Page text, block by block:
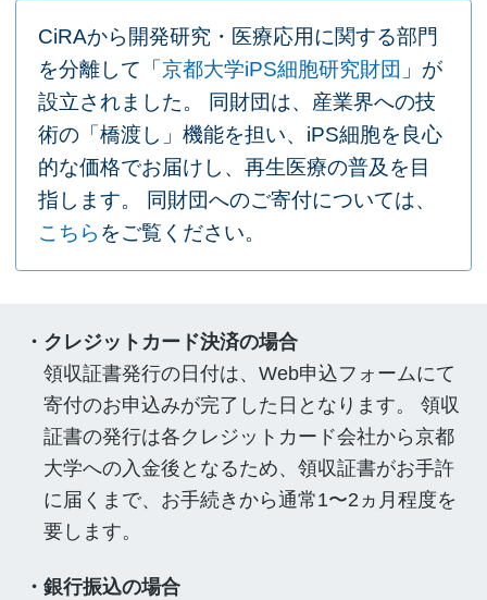
CiRAから開発研究・医療応用に関する部門
を分離して「京都大学iPS細胞研究財団 」が
設立されました。 同財団は、産業界への技
術の「橋渡し」機能を担い、iPS細胞を良心
的な価格でお届けし、再生医療の普及を目
指します。 同財団へのご寄付については、
こちら をご覧ください。
・クレジットカード決済の場合
領収証書発⾏の⽇付は、Web申込フォームにて
寄付のお申込みが完了した⽇となります。 領収
証書の発⾏は各クレジットカード会社から京都
⼤学への⼊⾦後となるため、領収証書がお⼿許
に届くまで、お手続きから通常1〜2ヵ⽉程度を
要します。
・銀行振込の場合